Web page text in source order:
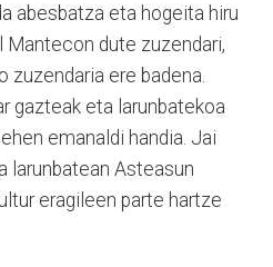
abesbatza eta hogeita hiru
Mantecon dute zuzendari,
zuzendaria ere badena.
gazteak eta larunbatekoa
emanaldi handia. Jai
larunbatean Asteasun
eragileen parte hartze